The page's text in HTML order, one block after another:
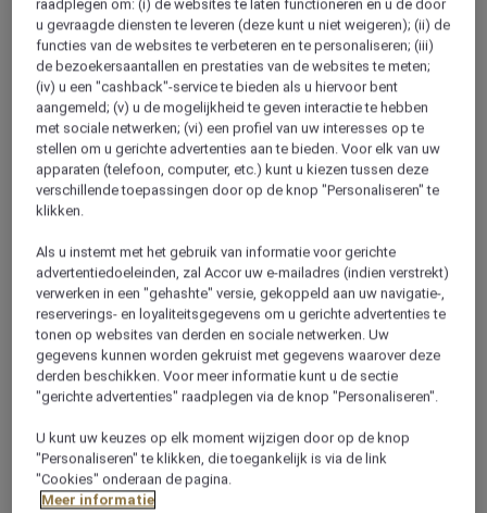
Dagelijks van 8.00 uur tot middernacht
Naama Bay 46619 South Sinai, 46619, sharm-
el-sheikh, Egypte
+20693600081
Over dit restaurant
Moods Bar & Lobby is de plek waar gasten de dag
kunnen doorbrengen onder het genot van thee,
koffie of een glas champagne in een warme,
arabeske sfeer. Tegelijkertijd blijven zij verbonden met
onze gratis, draadloze internettoegang in de Lobby.
raadplegen om: (i) de websites te laten functioneren en u de door
u gevraagde diensten te leveren (deze kunt u niet weigeren); (ii) de
functies van de websites te verbeteren en te personaliseren; (iii)
de bezoekersaantallen en prestaties van de websites te meten;
(iv) u een "cashback"-service te bieden als u hiervoor bent
aangemeld; (v) u de mogelijkheid te geven interactie te hebben
met sociale netwerken; (vi) een profiel van uw interesses op te
stellen om u gerichte advertenties aan te bieden. Voor elk van uw
apparaten (telefoon, computer, etc.) kunt u kiezen tussen deze
verschillende toepassingen door op de knop "Personaliseren" te
klikken.
Als u instemt met het gebruik van informatie voor gerichte
advertentiedoeleinden, zal Accor uw e-mailadres (indien verstrekt)
verwerken in een "gehashte" versie, gekoppeld aan uw navigatie-,
reserverings- en loyaliteitsgegevens om u gerichte advertenties te
tonen op websites van derden en sociale netwerken. Uw
gegevens kunnen worden gekruist met gegevens waarover deze
derden beschikken. Voor meer informatie kunt u de sectie
"gerichte advertenties" raadplegen via de knop "Personaliseren".
U kunt uw keuzes op elk moment wijzigen door op de knop
"Personaliseren" te klikken, die toegankelijk is via de link
"Cookies" onderaan de pagina.
Meer informatie